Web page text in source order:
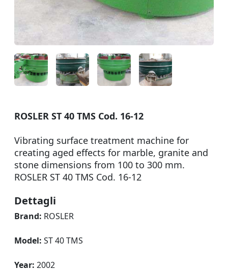
ROSLER ST 40 TMS Cod. 16-12
Vibrating surface treatment machine for
creating aged effects for marble, granite and
stone dimensions from 100 to 300 mm.
ROSLER ST 40 TMS Cod. 16-12
Dettagli
Brand: ROSLER
Model: ST 40 TMS
Year: 2002